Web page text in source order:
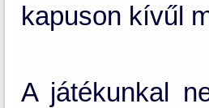
kapuson kívűl
A játékunkal